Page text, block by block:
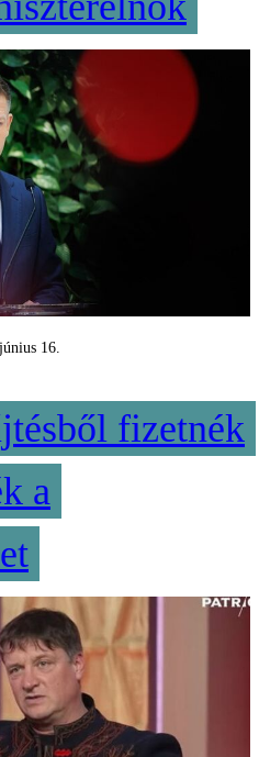
június 16.
fizetnék
a